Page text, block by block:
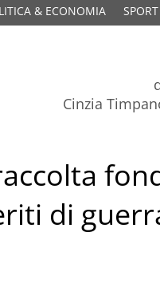
& ECONOMIA SPORT
Cinzia
di